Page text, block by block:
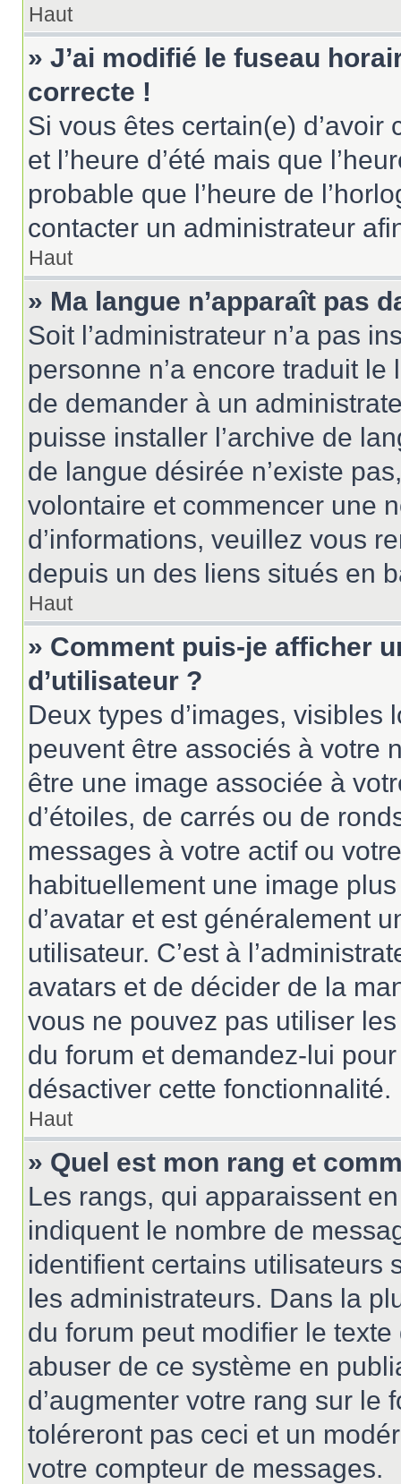
Haut
» J’ai modifié le fuseau
correcte !
Si vous êtes certain(e)
et l’heure d’été mais que
probable que l’heure de
contacter un administrateur
Haut
» Ma langue n’apparaît pas
Soit l’administrateur n’a pas
personne n’a encore traduit
de demander à un
puisse installer l’archive de
de langue désirée n’existe
volontaire et commencer une
d’informations, veuillez vous
depuis un des liens situés en
Haut
» Comment puis-je afficher
d’utilisateur ?
Deux types d’images,
peuvent être associés à votre
être une image associée à
d’étoiles, de carrés ou de
messages à votre actif ou
habituellement une image
d’avatar et est généralement
utilisateur. C’est à
avatars et de décider de la
vous ne pouvez pas utiliser
du forum et demandez-lui
désactiver cette fonctionnalité.
Haut
» Quel est mon rang et
Les rangs, qui apparaissent
indiquent le nombre de
identifient certains utilisateurs
les administrateurs. Dans la
du forum peut modifier le
abuser de ce système en
d’augmenter votre rang sur le
toléreront pas ceci et un
votre compteur de messages.